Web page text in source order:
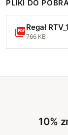
PLIKI DO
Regał
766 KB
10%